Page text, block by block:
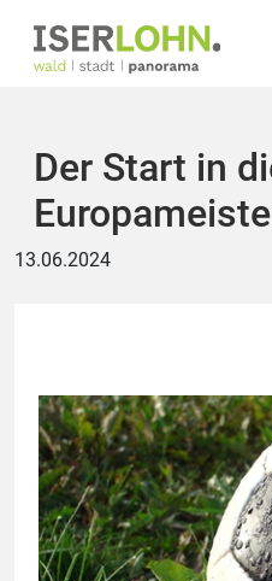
Der Start in
13.06.2024